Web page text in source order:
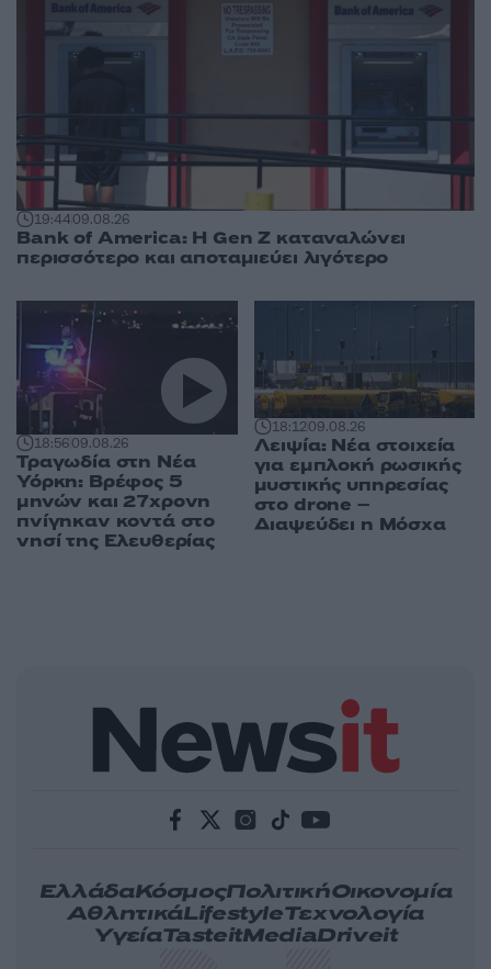
19:4409.08.26
Bank of America: Η Gen Z καταναλώνει
περισσότερο και αποταμιεύει λιγότερο
18:5609.08.26
Τραγωδία στη Νέα
Υόρκη: Βρέφος 5
μηνών και 27χρονη
πνίγηκαν κοντά στο
νησί της Ελευθερίας
18:1209.08.26
Λειψία: Νέα στοιχεία
για εμπλοκή ρωσικής
μυστικής υπηρεσίας
στο drone –
Διαψεύδει η Μόσχα
ΕλλάδαΚόσμοςΠολιτικήΟικονομία
ΑθλητικάLifestyleΤεχνολογία
ΥγείαTasteitMediaDriveit